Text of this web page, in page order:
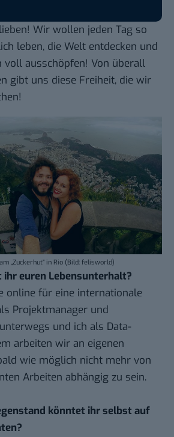
Wir wollen jeden Tag so
leben, die Welt entdecken und
voll ausschöpfen! Von überall
gibt uns diese Freiheit, die wir
„Zuckerhut“ in Rio (Bild: felisworld)
euren Lebensunterhalt?
online für eine internationale
Projektmanager und
und ich als Data-
arbeiten wir an eigenen
wie möglich nicht mehr von
Arbeiten abhängig zu sein.
könntet ihr selbst auf